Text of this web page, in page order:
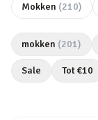
Mokken (210)
mokken (201)
Sale Tot €10